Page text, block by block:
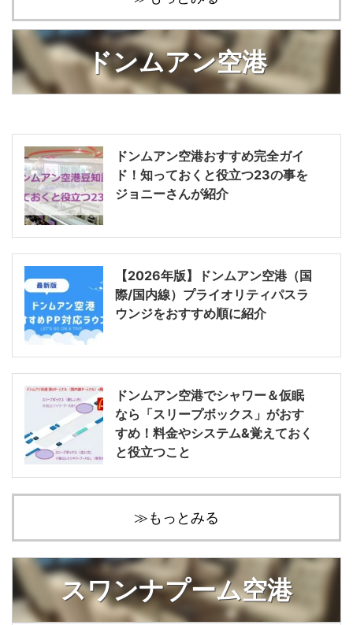
ドンムアン空港
ドンムアン空港おすすめ完全ガイ
ド！知っておくと役立つ23の事を
ジョニーさんが紹介
【2026年版】ドンムアン空港（国
際/国内線）プライオリティパスラ
ウンジをおすすめ順に紹介
ドンムアン空港でシャワー＆仮眠
なら「スリープボックス」がおす
すめ！料金やシステム&覚えておく
と役立つこと
≫もっとみる
スワンナプーム空港